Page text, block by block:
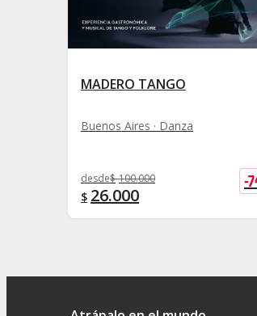
MADERO TANGO
Buenos Aires · Danza
desde$ 100.000
$ 26.000
-